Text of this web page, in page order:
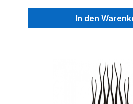
In den